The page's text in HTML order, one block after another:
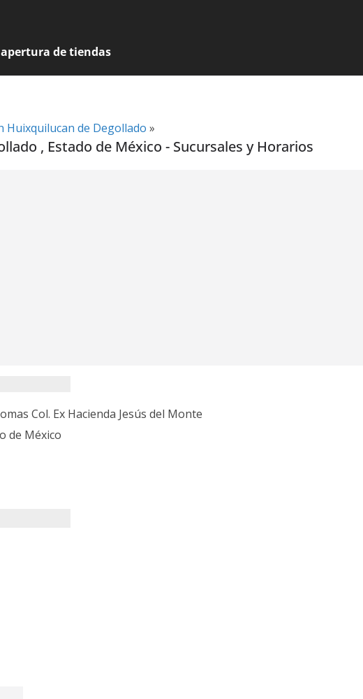
de tiendas
Huixquilucan de Degollado »
, Estado de México - Sucursales y Horarios
Col. Ex Hacienda Jesús del Monte
de México